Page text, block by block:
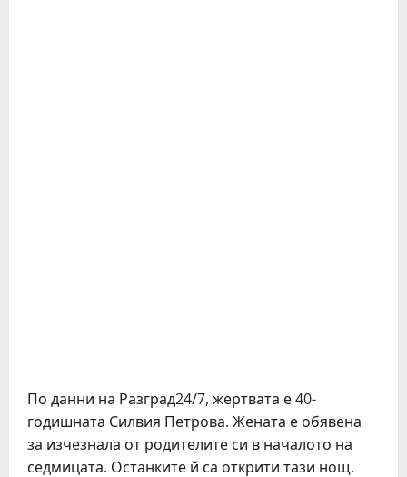
По данни на Разград24/7, жертвата е 40-
годишната Силвия Петрова. Жената е обявена
за изчезнала от родителите си в началото на
седмицата. Останките й са открити тази нощ.